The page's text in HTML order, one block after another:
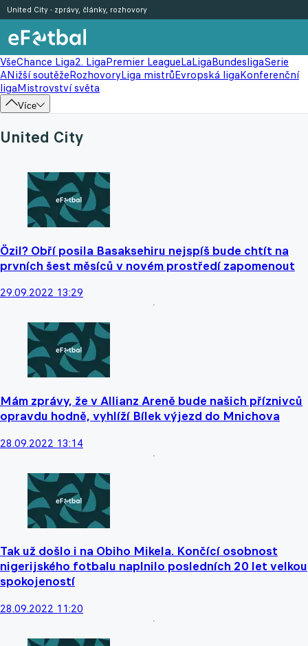
VšeChance Liga2. LigaPremier LeagueLaLigaBundesligaSerie
ANižší soutěžeRozhovoryLiga mistrůEvropská ligaKonferenční
ligaMistrovství světa
Více
United City - zprávy, články, rozhovory
United City
Özil? Obří posila Basaksehiru nejspíš bude chtít na
prvních šest měsíců v novém prostředí zapomenout
29.09.2022 13:29
Mám zprávy, že v Allianz Areně bude našich příznivců
opravdu hodně, vyhlíží Bílek výjezd do Mnichova
28.09.2022 13:14
Tak už došlo i na Obiho Mikela. Končící osobnost
nigerijského fotbalu naplnilo posledních 20 let velkou
spokojeností
28.09.2022 11:20